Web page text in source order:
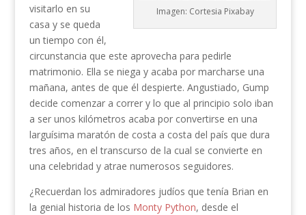
Imagen: Cortesia Pixabay
visitarlo en su
casa y se queda
un tiempo con él,
circunstancia que este aprovecha para pedirle
matrimonio. Ella se niega y acaba por marcharse una
mañana, antes de que él despierte. Angustiado, Gump
decide comenzar a correr y lo que al principio solo iban
a ser unos kilómetros acaba por convertirse en una
larguísima maratón de costa a costa del país que dura
tres años, en el transcurso de la cual se convierte en
una celebridad y atrae numerosos seguidores.
¿Recuerdan los admiradores judíos que tenía Brian en
la genial historia de los Monty Python, desde el